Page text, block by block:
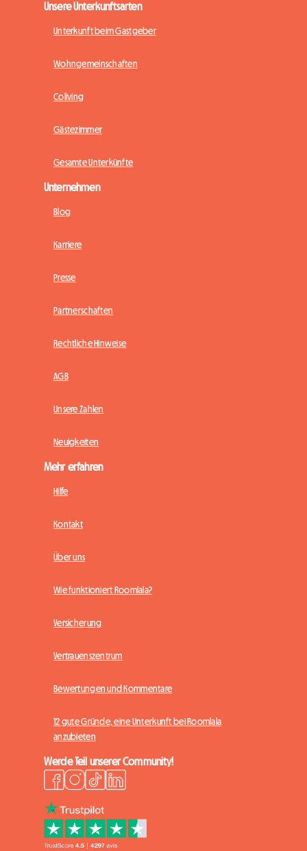
Unsere Unterkunftsarten
Unterkunft beim Gastgeber
Wohngemeinschaften
Coliving
Gästezimmer
Gesamte Unterkünfte
Unternehmen
Blog
Karriere
Presse
Partnerschaften
Rechtliche Hinweise
AGB
Unsere Zahlen
Neuigkeiten
Mehr erfahren
Hilfe
Kontakt
Über uns
Wie funktioniert Roomlala?
Versicherung
Vertrauenszentrum
Bewertungen und Kommentare
12 gute Gründe, eine Unterkunft bei Roomlala
anzubieten
Werde Teil unserer Community!